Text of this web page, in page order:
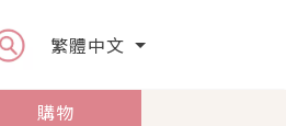
繁體中文
購物